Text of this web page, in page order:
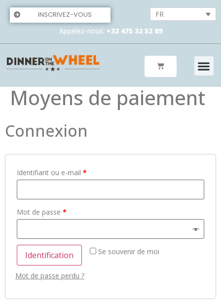
INSCRIVEZ-VOUS
FR
Appelez-nous: +32 475 32 52 89
Moyens de paiement
Connexion
Identifiant ou e-mail *
Mot de passe *
Se souvenir de moi
Identification
Mot de passe perdu ?